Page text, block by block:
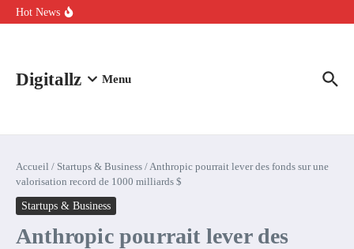
Aller au contenu
Hot News
Comment l’IA simplifie la data de caisse pour la transformer en
Digitallz Menu
Accueil / Startups & Business /Anthropic pourrait lever des fonds sur une
valorisation record de 1000 milliards $
Startups & Business
Anthropic pourrait lever des